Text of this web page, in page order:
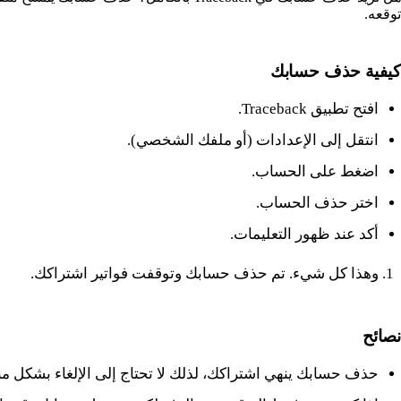
توقعه.
كيفية حذف حسابك
افتح تطبيق Traceback.
انتقل إلى الإعدادات (أو ملفك الشخصي).
اضغط على الحساب.
اختر حذف الحساب.
أكد عند ظهور التعليمات.
وهذا كل شيء. تم حذف حسابك وتوقفت فواتير اشتراكك.
نصائح
حذف حسابك ينهي اشتراكك، لذلك لا تحتاج إلى الإلغاء بشكل